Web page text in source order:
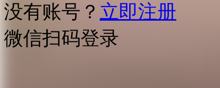
没有账号？ 立即注册
微信扫码登录